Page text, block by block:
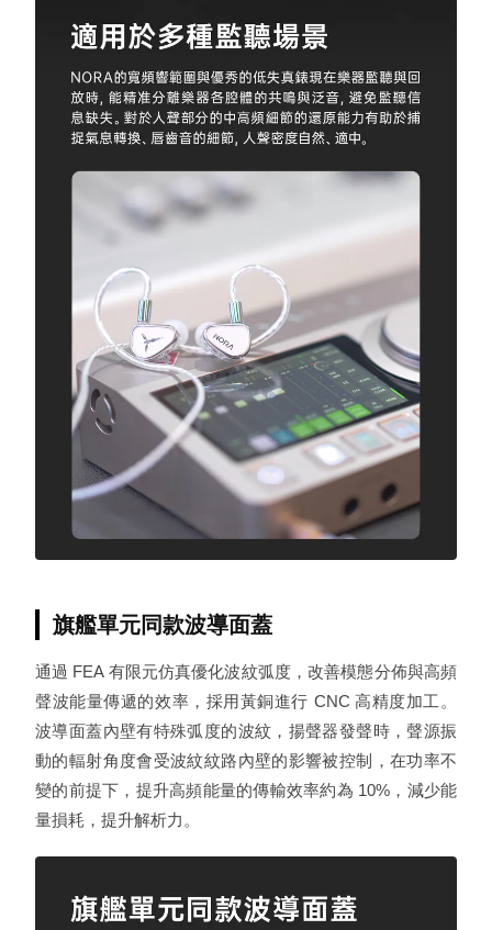
旗艦單元同款波導面蓋
通過 FEA 有限元仿真優化波紋弧度，改善模態分佈與高頻
聲波能量傳遞的效率，採用黃銅進行 CNC 高精度加工。
波導面蓋內壁有特殊弧度的波紋，揚聲器發聲時，聲源振
動的輻射角度會受波紋紋路內壁的影響被控制，在功率不
變的前提下，提升高頻能量的傳輸效率約為 10%，減少能
量損耗，提升解析力。